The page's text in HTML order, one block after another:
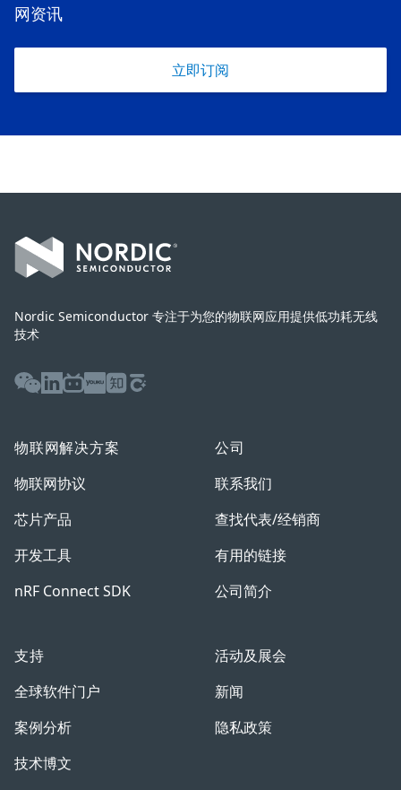
网资讯
立即订阅
Nordic Semiconductor 专注于为您的物联网应用提供低功耗无线
技术
WeChatLinkedIn
BilibiliYoukuZhihuBaijiahao
物联网解决方案
物联网协议
芯片产品
开发工具
nRF Connect SDK
支持
全球软件门户
案例分析
技术博文
公司
联系我们
查找代表/经销商
有用的链接
公司简介
活动及展会
新闻
隐私政策